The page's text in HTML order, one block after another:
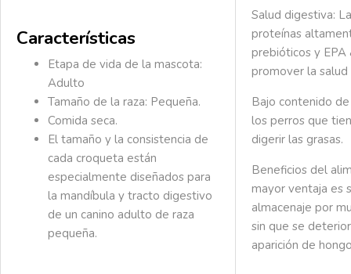
Características
Etapa de vida de la mascota:
Adulto
Tamaño de la raza: Pequeña.
Comida seca.
El tamaño y la consistencia de
cada croqueta están
especialmente diseñados para
la mandíbula y tracto digestivo
de un canino adulto de raza
pequeña.
Salud digestiva:
proteínas
prebióticos y EPA
promover la
Bajo contenido de
los perros que
digerir las grasas.
Beneficios del
mayor ventaja es
almacenaje por
sin que se
aparición de